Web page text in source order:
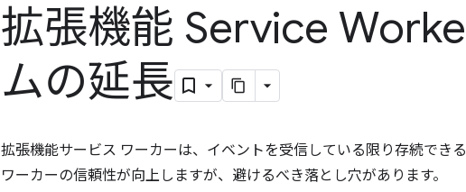
拡張機能 Service
ムの延長
拡張機能サービス ワーカーは、イベントを受信している限り存続でき
ワーカーの信頼性が向上しますが、避けるべき落とし穴があります。